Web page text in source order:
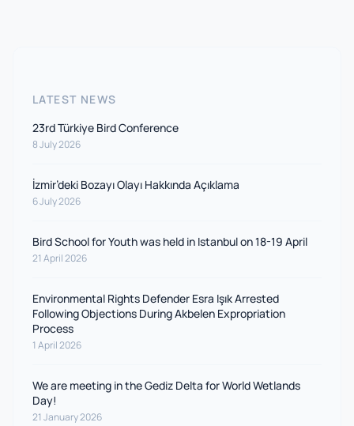
LATEST NEWS
23rd Türkiye Bird Conference
8 July 2026
İzmir’deki Bozayı Olayı Hakkında Açıklama
6 July 2026
Bird School for Youth was held in Istanbul on 18-19 April
21 April 2026
Environmental Rights Defender Esra Işık Arrested
Following Objections During Akbelen Expropriation
Process
1 April 2026
We are meeting in the Gediz Delta for World Wetlands
Day!
21 January 2026